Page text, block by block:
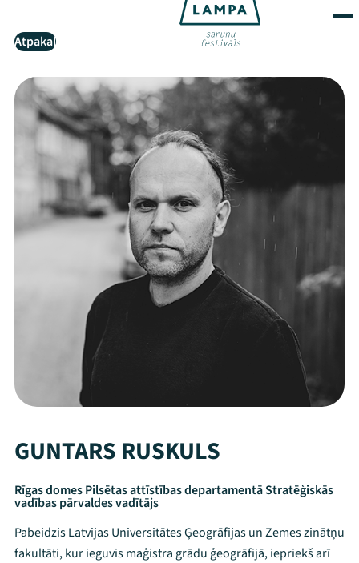
Atpakaļ
GUNTARS RUSKULS
Rīgas domes Pilsētas attīstības departamentā Stratēģiskās
vadības pārvaldes vadītājs
Pabeidzis Latvijas Universitātes Ģeogrāfijas un Zemes zinātņu
fakultāti, kur ieguvis maģistra grādu ģeogrāfijā, iepriekš arī